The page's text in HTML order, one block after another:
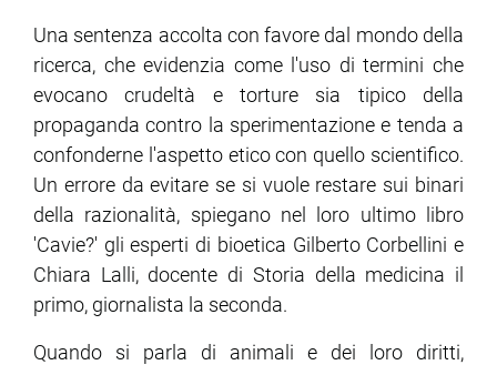
Una sentenza accolta con favore dal mondo della
ricerca, che evidenzia come l'uso di termini che
evocano crudeltà e torture sia tipico della
propaganda contro la sperimentazione e tenda a
confonderne l'aspetto etico con quello scientifico.
Un errore da evitare se si vuole restare sui binari
della razionalità, spiegano nel loro ultimo libro
'Cavie?' gli esperti di bioetica Gilberto Corbellini e
Chiara Lalli, docente di Storia della medicina il
primo, giornalista la seconda.
Quando si parla di animali e dei loro diritti,